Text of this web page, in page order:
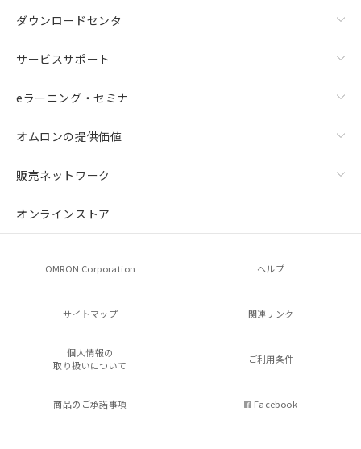
ダウンロードセンタ
サービスサポート
eラーニング・セミナ
オムロンの提供価値
販売ネットワーク
オンラインストア
OMRON Corporation ヘルプ
サイトマップ 関連リンク
個人情報の
取り扱いについて
ご利用条件
商品のご承諾事項 Facebook